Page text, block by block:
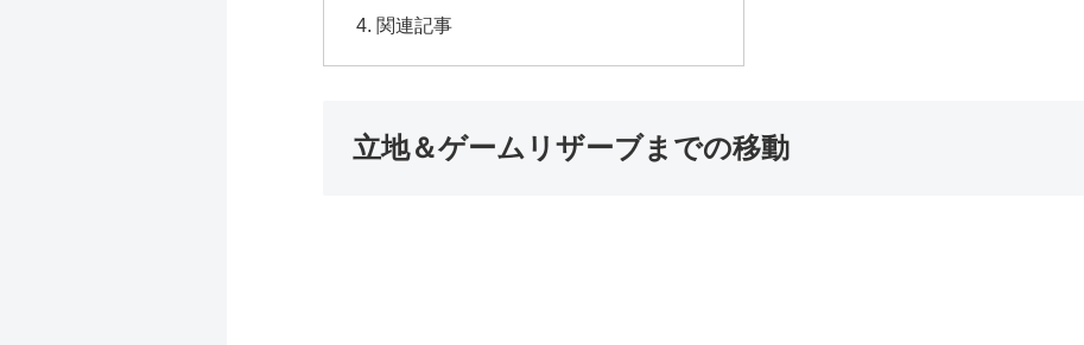
関連記事
立地＆ゲームリザーブまでの移動